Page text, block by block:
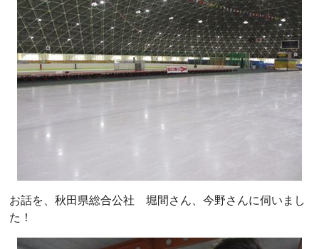
お話を、秋田県総合公社 堀間さん、今野さんに伺いまし
た！